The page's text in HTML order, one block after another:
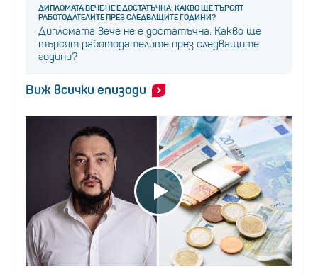
ДИПЛОМАТА ВЕЧЕ НЕ Е ДОСТАТЪЧНА: КАКВО ЩЕ ТЪРСЯТ
РАБОТОДАТЕЛИТЕ ПРЕЗ СЛЕДВАЩИТЕ ГОДИНИ?
Дипломата вече не е достатъчна: Какво ще
търсят работодателите през следващите
години?
Виж всички епизоди